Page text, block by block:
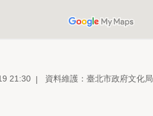
21:30 資料維護：臺北市政府文化局